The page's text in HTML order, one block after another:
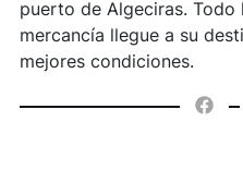
puerto de Algeciras. Todo
mercancía llegue a su
mejores condiciones.